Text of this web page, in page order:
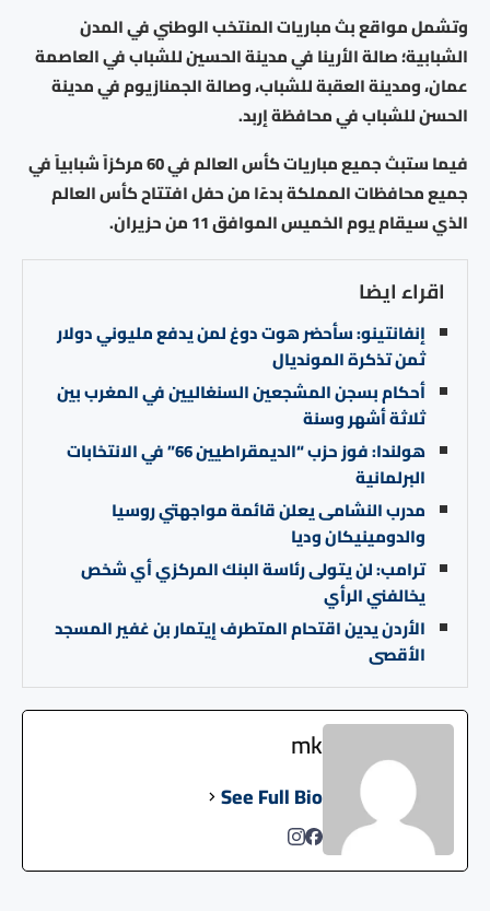
وتشمل مواقع بث مباريات المنتخب الوطني في المدن
الشبابية؛ صالة الأرينا في مدينة الحسين للشباب في العاصمة
عمان، ومدينة العقبة للشباب، وصالة الجمنازيوم في مدينة
الحسن للشباب في محافظة إربد.
فيما ستبث جميع مباريات كأس العالم في 60 مركزاً شبابياً في
جميع محافظات المملكة بدءًا من حفل افتتاح كأس العالم
الذي سيقام يوم الخميس الموافق 11 من حزيران.
اقراء ايضا
إنفانتينو: سأحضر هوت دوغ لمن يدفع مليوني دولار
ثمن تذكرة المونديال
أحكام بسجن المشجعين السنغاليين في المغرب بين
ثلاثة أشهر وسنة
هولندا: فوز حزب “الديمقراطيين 66” في الانتخابات
البرلمانية
مدرب النشامى يعلن قائمة مواجهتي روسيا
والدومينيكان وديا
ترامب: لن يتولى رئاسة البنك المركزي أي شخص
يخالفني الرأي
الأردن يدين اقتحام المتطرف إيتمار بن غفير المسجد
الأقصى
mk
See Full Bio